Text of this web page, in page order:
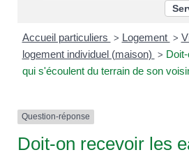
Accueil particuliers > Logement >
logement individuel (maison) >
qui s'écoulent du terrain de son
Question-réponse
Doit-on recevoir les